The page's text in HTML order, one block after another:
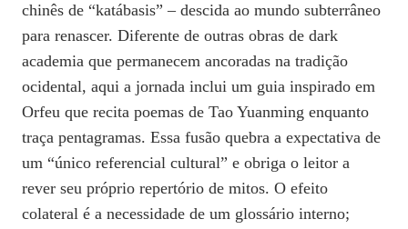
chinês de “katábasis” – descida ao mundo subterrâneo
para renascer. Diferente de outras obras de dark
academia que permanecem ancoradas na tradição
ocidental, aqui a jornada inclui um guia inspirado em
Orfeu que recita poemas de Tao Yuanming enquanto
traça pentagramas. Essa fusão quebra a expectativa de
um “único referencial cultural” e obriga o leitor a
rever seu próprio repertório de mitos. O efeito
colateral é a necessidade de um glossário interno;